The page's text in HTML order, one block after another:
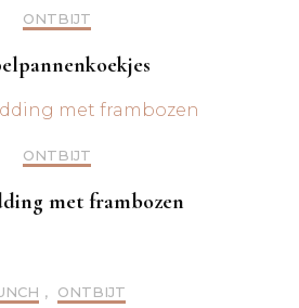
ONTBIJT
ONTBIJT
met frambozen
, ONTBIJT